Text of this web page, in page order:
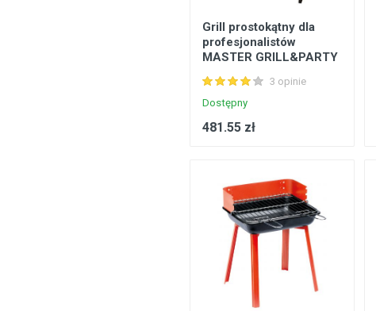
Grill prostokątny dla
profesjonalistów
MASTER GRILL&PARTY
3 opinie
Dostępny
481.55 zł